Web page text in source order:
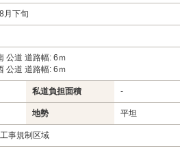
月下旬
公道 道路幅: 6ｍ
公道 道路幅: 6ｍ
私道負担面積 -
地勢 平坦
事規制区域